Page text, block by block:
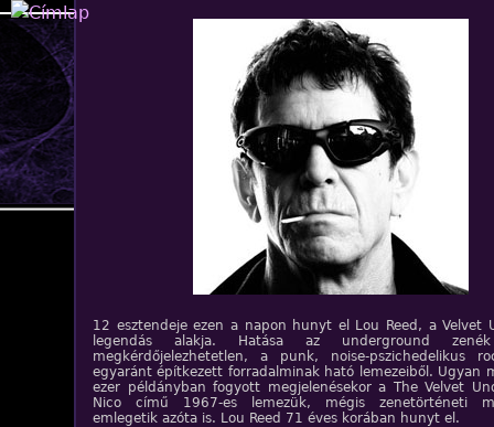
Jump to navigation
12 esztendeje ezen a napon hunyt el Lou Reed, a Velvet
legendás alakja. Hatása az underground zenék
megkérdőjelezhetetlen, a punk, noise-pszichedelikus
egyaránt építkezett forradalminak ható lemezeiből. Ugyan
ezer példányban fogyott megjelenésekor a The Velvet
Nico című 1967-es lemezük, mégis zenetörténeti
emlegetik azóta is. Lou Reed 71 éves korában hunyt el.